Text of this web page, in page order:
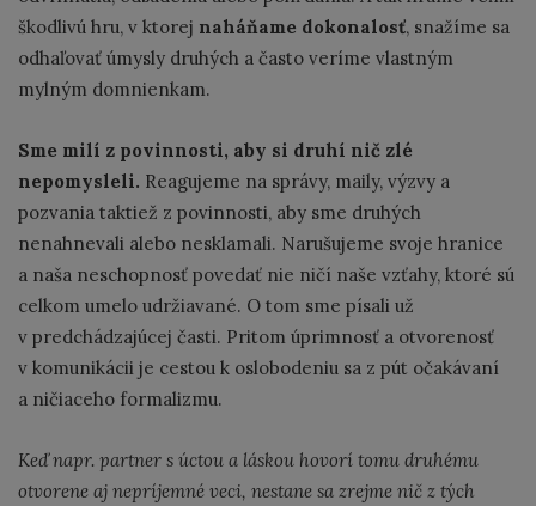
škodlivú hru, v ktorej naháňame dokonalosť, snažíme sa
odhaľovať úmysly druhých a často veríme vlastným
mylným domnienkam.
Sme milí z povinnosti, aby si druhí nič zlé
nepomysleli. Reagujeme na správy, maily, výzvy a
pozvania taktiež z povinnosti, aby sme druhých
nenahnevali alebo nesklamali. Narušujeme svoje hranice
a naša neschopnosť povedať nie ničí naše vzťahy, ktoré sú
celkom umelo udržiavané. O tom sme písali už
v predchádzajúcej časti. Pritom úprimnosť a otvorenosť
v komunikácii je cestou k oslobodeniu sa z pút očakávaní
a ničiaceho formalizmu.
Keď napr. partner s úctou a láskou hovorí tomu druhému
otvorene aj nepríjemné veci, nestane sa zrejme nič z tých